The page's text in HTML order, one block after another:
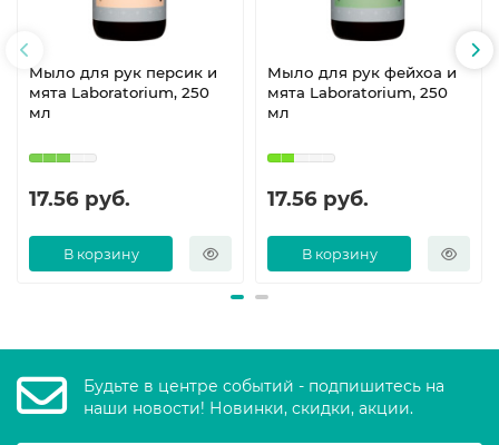
Мыло для рук персик и
мята Laboratorium, 250
мл
17.56 руб.
В корзину
Мыло для рук фейхоа и
мята Laboratorium, 250
мл
17.56 руб.
В корзину
Будьте в центре событий - подпишитесь на
наши новости! Новинки, скидки, акции.